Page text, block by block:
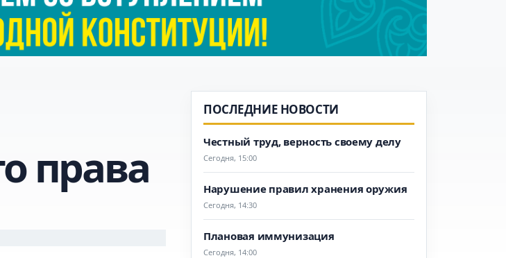
права
ПОСЛЕДНИЕ НОВОСТИ
Честный труд, верность своему делу
Сегодня, 15:00
Нарушение правил хранения оружия
Сегодня, 14:30
Плановая иммунизация
Сегодня, 14:00